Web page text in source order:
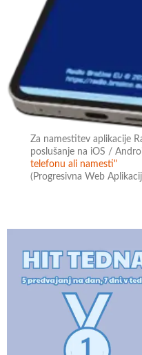
Za namestitev aplikacije
poslušanje na iOS /
telefonu ali namesti"
(Progresivna Web